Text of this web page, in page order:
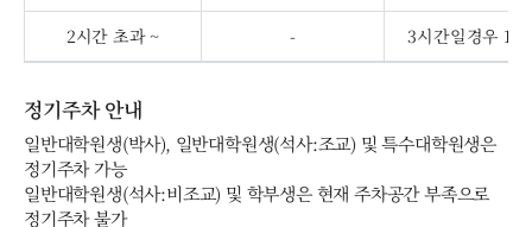
2시간 초과 ~ - 3시간일경우
정기주차 안내
일반대학원생(박사), 일반대학원생(석사:조교) 및 특수대학원생은
정기주차 가능
일반대학원생(석사:비조교) 및 학부생은 현재 주차공간 부족으로
정기주차 불가